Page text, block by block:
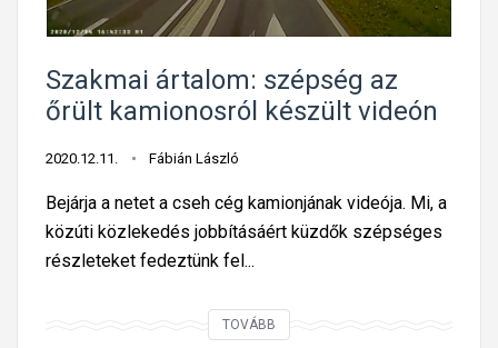
Szakmai ártalom: szépség az
őrült kamionosról készült videón
2020.12.11. Fábián László
Bejárja a netet a cseh cég kamionjának videója. Mi, a
közúti közlekedés jobbításáért küzdők szépséges
részleteket fedeztünk fel...
TOVÁBB